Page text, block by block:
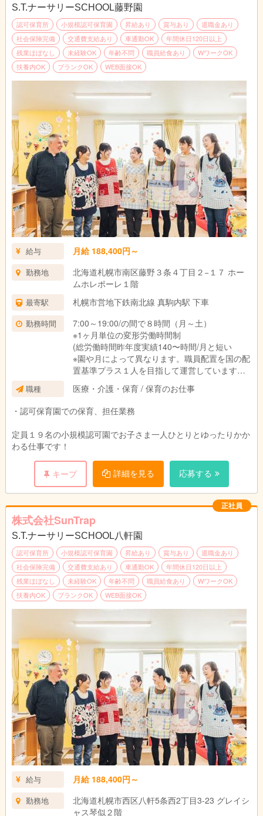
アピールポイント:
＊ＪＲ桑園駅すぐそばなので、通勤に便利！イオン桑園店もすぐ
そば！
＊専任の事務職員が常駐しているので保育に専念できる環境で
す。
＊ブランクのある方、実務経験の浅い方も丁寧に指導します。
＊園児数は３０名前後のため子どもたちひとりひとりと丁寧に係
わる保育を心掛けています
S.T.ナーサリーSCHOOL藤野園
認可保育所 小規模認可保育園 昇給あり 賞与あり
退職金あり
社会保険完備
交通費支給あり 車通勤OK
年間休日120日以上
残業ほぼなし
未経験OK 年齢不問 職員給食あり
WワークOK
扶養内OK
ブランクOK WEB面接OK
給与 月給 188,400円～
勤務地
北海道札幌市南区藤野３条４丁目２−１７ ホー
ムホレポーレ１階
最寄駅 札幌市営地下鉄南北線 真駒内駅 下車
勤務時間
7:00～19:00/の間で８時間（月～土）
※1ヶ月単位の変形労働時間制
(総労働時間昨年度実績140〜時間/月と短い
※園や月によって異なります。職員配置を国の配
置基準プラス１人を目指して運営していますの
で、勤務時間が少なく、職員のプライベートや
保育の充実を実現していきます。貴方の応募が
プラス１人の配置になる可能性があります！)
※契約社員は時間・曜日固定可能です。
職種
医療・介護・保育 / 保育のお仕事
・認可保育園での保育、担任業務
定員１９名の小規模認可園でお子さま一人ひとりとゆったりかか
わる仕事です！
キープ 詳細を見る 応募する
正社員
株式会社SunTrap
S.T.ナーサリーSCHOOL八軒園
認可保育所 小規模認可保育園 昇給あり 賞与あり
退職金あり
社会保険完備
交通費支給あり 車通勤OK
年間休日120日以上
残業ほぼなし
未経験OK 年齢不問 職員給食あり
WワークOK
扶養内OK
ブランクOK WEB面接OK
給与 月給 188,400円～
勤務地
北海道札幌市西区八軒5条西2丁目3-23 グレイシ
ャス琴似２階